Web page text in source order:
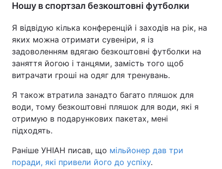
Ношу в спортзал безкоштовні футболки
Я відвідую кілька конференцій і заходів на рік, на
яких можна отримати сувеніри, я із
задоволенням вдягаю безкоштовні футболки на
заняття йогою і танцями, замість того щоб
витрачати гроші на одяг для тренувань.
Я також втратила занадто багато пляшок для
води, тому безкоштовні пляшок для води, які я
отримую в подарункових пакетах, мені
підходять.
Раніше УНІАН писав, що мільйонер дав три
поради, які привели його до успіху.